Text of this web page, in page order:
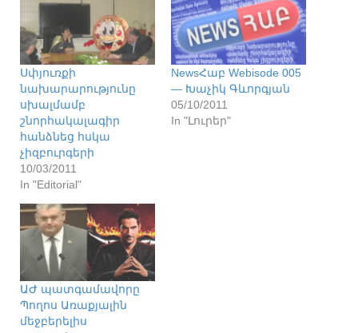
Սփյուռքի
նախարարությունը
սխալմամբ
շնորհակալագիր
հանձնեց հսկա
չիզբուրգերի
10/03/2011
In "Editorial"
NewsՀաբ Webisode 005
— Խաչիկ Գևորգյան
05/10/2011
In "Լուրեր"
ԱԺ պատգամավորը
Պողոս Առաքյալին
մեջբերելիս